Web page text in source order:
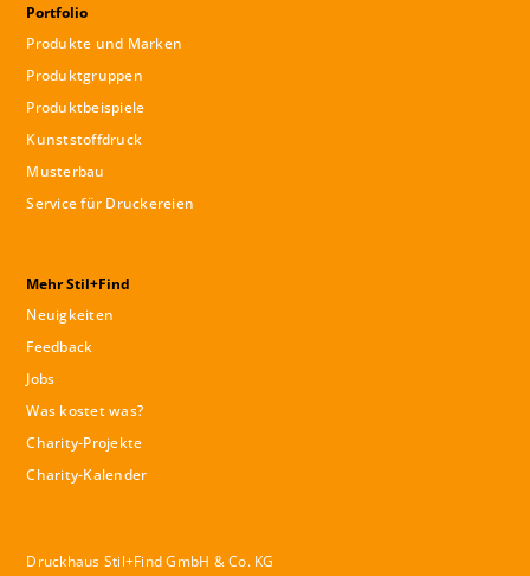
Portfolio
Produkte und Marken
Produktgruppen
Produktbeispiele
Kunststoffdruck
Musterbau
Service für Druckereien
Mehr Stil+Find
Neuigkeiten
Feedback
Jobs
Was kostet was?
Charity-Projekte
Charity-Kalender
Druckhaus Stil+Find GmbH & Co. KG